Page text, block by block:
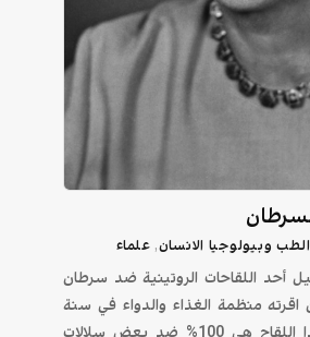
الطب وبيولوجيا الانسان, علماء
أحد اللقاحات الروتينية ضد سرطان
منظمة الغذاء والدواء في سنة